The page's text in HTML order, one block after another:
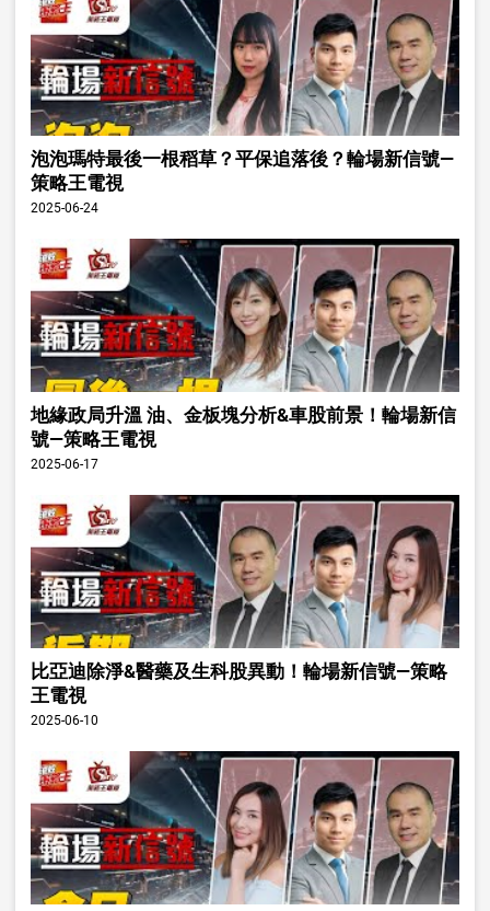
泡泡瑪特最後一根稻草？平保追落後？輪場新信號—
策略王電視
2025-06-24
地緣政局升溫 油、金板塊分析&車股前景！輪場新信
號—策略王電視
2025-06-17
比亞迪除淨&醫藥及生科股異動！輪場新信號—策略
王電視
2025-06-10